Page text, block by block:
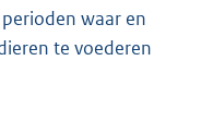
waar en
te voederen